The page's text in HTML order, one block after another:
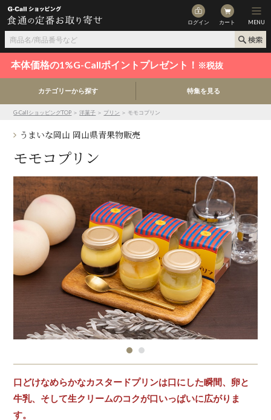
ログイン カート MENU
本体価格の1%G-Callポイントプレゼント！ ※税抜
カテゴリーから探す 特集を見る
G-CallショッピングTOP ＞洋菓子 ＞ プリン ＞ モモコプリン
うまいな岡山 岡山県青果物販売
モモコプリン
口どけなめらかなカスタードプリンは口にした瞬間、卵と
牛乳、そして生クリームのコクが口いっぱいに広がりま
す。